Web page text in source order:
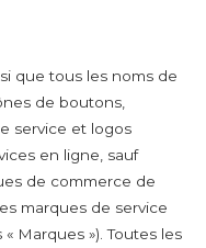
que tous les noms de
de boutons,
service et logos
en ligne, sauf
de commerce de
marques de service
Marques »). Toutes les